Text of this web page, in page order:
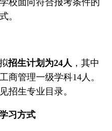
校面向符合报考条件的
。
招生计划为24人 ，其中
商管理一级学科14人。
招生专业目录。
习方式